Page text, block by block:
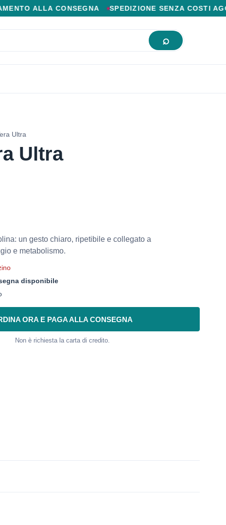
PREZZO ONLINE.
CONSEGNA SPEDIZIONE SENZA COSTI AGGIUNTIVI
Ultra
Ultra
un gesto chiaro, ripetibile e collegato a
e metabolismo.
disponibile
ORA E PAGA ALLA CONSEGNA
Non è richiesta la carta di credito.